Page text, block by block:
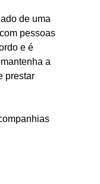
de uma
pessoas
e é
a
prestar